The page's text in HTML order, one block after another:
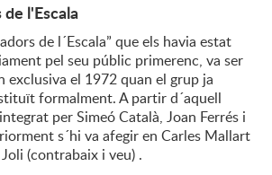
l'Escala
de l´Escala” que els havia estat
pel seu públic primerenc, va ser
exclusiva el 1972 quan el grup ja
formalment. A partir d´aquell
per Simeó Català, Joan Ferrés i
s´hi va afegir en Carles Mallart
(contrabaix i veu) .